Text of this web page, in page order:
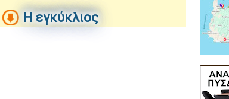
Η εγκύκλιος